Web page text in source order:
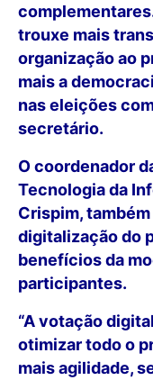
trouxe mais
organização ao
mais a
nas eleições
secretário.
O coordenador
Tecnologia da
Crispim,
digitalização do
benefícios da
participantes.
“A votação
otimizar todo o
mais agilidade,